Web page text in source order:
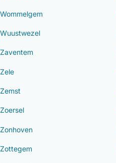
Wommelgem
Wuustwezel
Zaventem
Zele
Zemst
Zoersel
Zonhoven
Zottegem